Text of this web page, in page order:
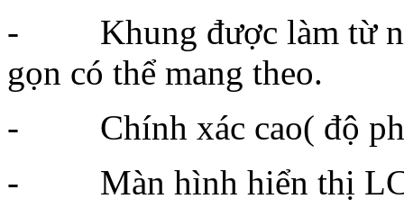
- Khung được làm từ
gọn có thể mang theo.
- Chính xác cao( độ
- Màn hình hiển thị